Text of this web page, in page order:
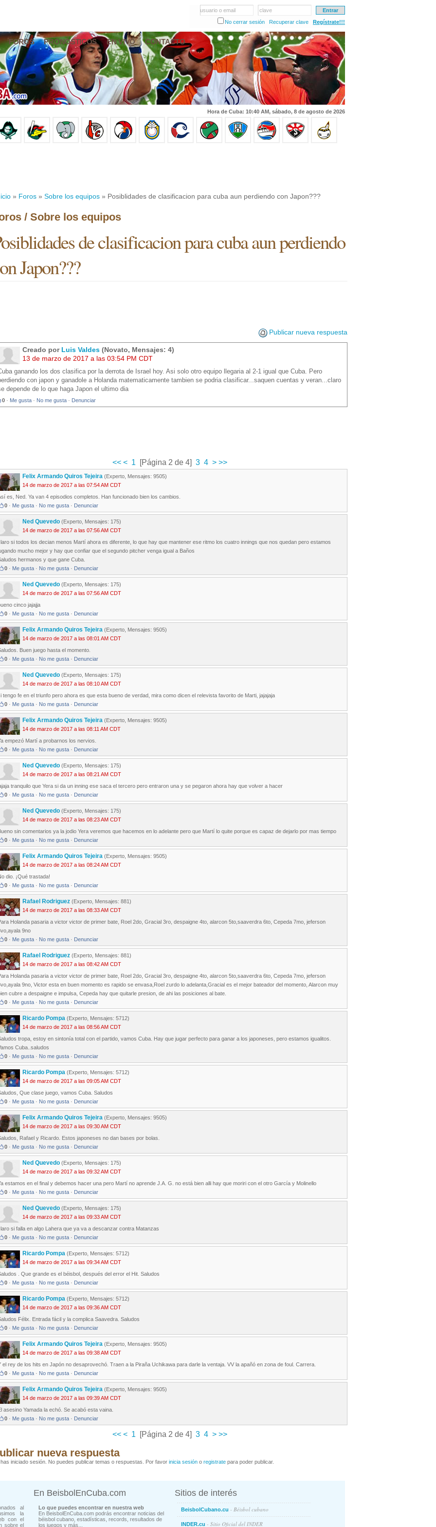
usuario o email
clave
No cerrar sesión
Recuperar clave Regístrate!!!
FOROS PRONÓSTICOS EN VIVO CONTACTO
Hora de Cuba: 10:40 AM, sábado, 8 de agosto de 2026
» Foros » Sobre los equipos » Posiblidades de clasificacion para cuba aun perdiendo con Japon???
/ Sobre los equipos
de clasificacion para cuba aun perdiendo
Japon???
Publicar nueva respuesta
Creado por Luis Valdes (Novato, Mensajes: 4)
13 de marzo de 2017 a las 03:54 PM CDT
ganando los dos clasifica por la derrota de Israel hoy. Asi solo otro equipo llegaria al 2-1 igual que Cuba. Pero
con japon y ganadole a Holanda matematicamente tambien se podria clasificar...saquen cuentas y veran...claro
depende de lo que haga Japon el ultimo dia
0 · Me gusta · No me gusta · Denunciar
<< < 1 [Página 2 de 4] 3 4 > >>
Felix Armando Quiros Tejeira (Experto, Mensajes: 9505)
14 de marzo de 2017 a las 07:54 AM CDT
es, Ned. Ya van 4 episodios completos. Han funcionado bien los cambios.
0 · Me gusta · No me gusta · Denunciar
Ned Quevedo (Experto, Mensajes: 175)
14 de marzo de 2017 a las 07:56 AM CDT
si todos los decian menos Martí ahora es diferente, lo que hay que mantener ese ritmo los cuatro innings que nos quedan pero estamos
mucho mejor y hay que confiar que el segundo pitcher venga igual a Baños
hermanos y que gane Cuba.
0 · Me gusta · No me gusta · Denunciar
Ned Quevedo (Experto, Mensajes: 175)
14 de marzo de 2017 a las 07:56 AM CDT
cinco jajajja
0 · Me gusta · No me gusta · Denunciar
Felix Armando Quiros Tejeira (Experto, Mensajes: 9505)
14 de marzo de 2017 a las 08:01 AM CDT
Buen juego hasta el momento.
0 · Me gusta · No me gusta · Denunciar
Ned Quevedo (Experto, Mensajes: 175)
14 de marzo de 2017 a las 08:10 AM CDT
tengo fe en el triunfo pero ahora es que esta bueno de verdad, mira como dicen el relevista favorito de Marti, jajajaja
0 · Me gusta · No me gusta · Denunciar
Felix Armando Quiros Tejeira (Experto, Mensajes: 9505)
14 de marzo de 2017 a las 08:11 AM CDT
empezó Martí a probarnos los nervios.
0 · Me gusta · No me gusta · Denunciar
Ned Quevedo (Experto, Mensajes: 175)
14 de marzo de 2017 a las 08:21 AM CDT
tranquilo que Yera si da un inning ese saca el tercero pero entraron una y se pegaron ahora hay que volver a hacer
0 · Me gusta · No me gusta · Denunciar
Ned Quevedo (Experto, Mensajes: 175)
14 de marzo de 2017 a las 08:23 AM CDT
sin comentarios ya la jodio Yera veremos que hacemos en lo adelante pero que Martí lo quite porque es capaz de dejarlo por mas tiempo
0 · Me gusta · No me gusta · Denunciar
Felix Armando Quiros Tejeira (Experto, Mensajes: 9505)
14 de marzo de 2017 a las 08:24 AM CDT
dio. ¡Qué trastada!
0 · Me gusta · No me gusta · Denunciar
Rafael Rodriguez (Experto, Mensajes: 881)
14 de marzo de 2017 a las 08:33 AM CDT
Holanda pasaria a victor victor de primer bate, Roel 2do, Gracial 3ro, despaigne 4to, alarcon 5to,saaverdra 6to, Cepeda 7mo, jeferson
9no
0 · Me gusta · No me gusta · Denunciar
Rafael Rodriguez (Experto, Mensajes: 881)
14 de marzo de 2017 a las 08:42 AM CDT
Holanda pasaria a victor victor de primer bate, Roel 2do, Gracial 3ro, despaigne 4to, alarcon 5to,saaverdra 6to, Cepeda 7mo, jeferson
9no, Victor esta en buen momento es rapido se envasa,Roel zurdo lo adelanta,Gracial es el mejor bateador del momento, Alarcon muy
cubre a despaigne e impulsa, Cepeda hay que quitarle presion, de ahi las posiciones al bate.
0 · Me gusta · No me gusta · Denunciar
Ricardo Pompa (Experto, Mensajes: 5712)
14 de marzo de 2017 a las 08:56 AM CDT
tropa, estoy en sintonía total con el partido, vamos Cuba. Hay que jugar perfecto para ganar a los japoneses, pero estamos igualitos.
Cuba..saludos
0 · Me gusta · No me gusta · Denunciar
Ricardo Pompa (Experto, Mensajes: 5712)
14 de marzo de 2017 a las 09:05 AM CDT
Que clase juego, vamos Cuba. Saludos
0 · Me gusta · No me gusta · Denunciar
Felix Armando Quiros Tejeira (Experto, Mensajes: 9505)
14 de marzo de 2017 a las 09:30 AM CDT
Rafael y Ricardo. Estos japoneses no dan bases por bolas.
0 · Me gusta · No me gusta · Denunciar
Ned Quevedo (Experto, Mensajes: 175)
14 de marzo de 2017 a las 09:32 AM CDT
estamos en el final y debemos hacer una pero Martí no aprende J.A. G. no está bien alli hay que moriri con el otro García y Molinello
0 · Me gusta · No me gusta · Denunciar
Ned Quevedo (Experto, Mensajes: 175)
14 de marzo de 2017 a las 09:33 AM CDT
si falla en algo Lahera que ya va a descanzar contra Matanzas
0 · Me gusta · No me gusta · Denunciar
Ricardo Pompa (Experto, Mensajes: 5712)
14 de marzo de 2017 a las 09:34 AM CDT
. Que grande es el béisbol, después del error el Hit. Saludos
0 · Me gusta · No me gusta · Denunciar
Ricardo Pompa (Experto, Mensajes: 5712)
14 de marzo de 2017 a las 09:36 AM CDT
Félix. Entrada fácil y la complica Saavedra. Saludos
0 · Me gusta · No me gusta · Denunciar
Felix Armando Quiros Tejeira (Experto, Mensajes: 9505)
14 de marzo de 2017 a las 09:38 AM CDT
el rey de los hits en Japón no desaprovechó. Traen a la Piraña Uchikawa para darle la ventaja. VV la apañó en zona de foul. Carrera.
0 · Me gusta · No me gusta · Denunciar
Felix Armando Quiros Tejeira (Experto, Mensajes: 9505)
14 de marzo de 2017 a las 09:39 AM CDT
asesino Yamada la echó. Se acabó esta vaina.
0 · Me gusta · No me gusta · Denunciar
<< < 1 [Página 2 de 4] 3 4 > >>
nueva respuesta
iniciado sesión. No puedes publicar temas o respuestas. Por favor inicia sesión o registrate para poder publicar.
al
la
con el
sobre el
En BeisbolEnCuba.com
Lo que puedes encontrar en nuestra web
En BeisbolEnCuba.com podrás encontrar noticias del
béisbol cubano, estadísticas, records, resultados de
los juegos y más...
Sitios de interés
BeisbolCubano.cu - Béisbol cubano
INDER.cu - Sitio Oficial del INDER